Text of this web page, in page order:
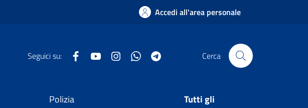
Accedi all'area personale
Seguici su: FacebookYouTube InstagramWhatsApp Cerca
Polizia
Tutti gli